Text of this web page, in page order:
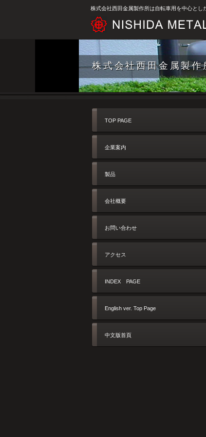
株式会社西田金属製作所は自転車用を中心とし
株式会社西田金属製
TOP PAGE
企業案内
製品
会社概要
お問い合わせ
アクセス
INDEX PAGE
English ver. Top Page
中文版首頁